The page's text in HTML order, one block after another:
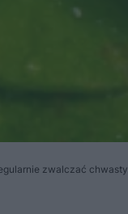
zwalczać chwasty